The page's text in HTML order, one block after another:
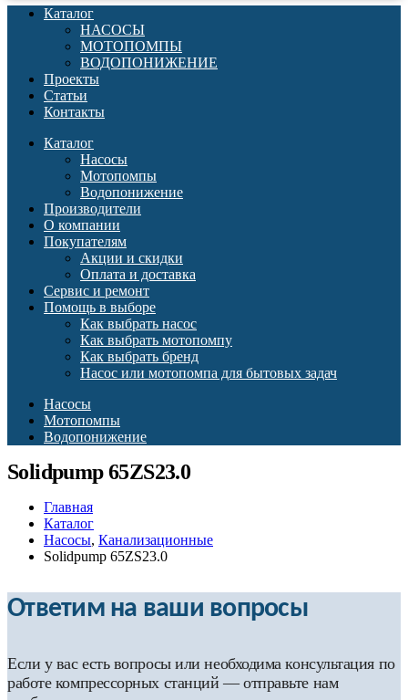
Каталог
НАСОСЫ
МОТОПОМПЫ
ВОДОПОНИЖЕНИЕ
Проекты
Статьи
Контакты
Каталог
Насосы
Мотопомпы
Водопонижение
Производители
О компании
Покупателям
Акции и скидки
Оплата и доставка
Сервис и ремонт
Помощь в выборе
Как выбрать насос
Как выбрать мотопомпу
Как выбрать бренд
Насос или мотопомпа для бытовых задач
Насосы
Мотопомпы
Водопонижение
Solidpump 65ZS23.0
Главная
Каталог
Насосы, Канализационные
Solidpump 65ZS23.0
Ответим на ваши вопросы
Если у вас есть вопросы или необходима консультация по
работе компрессорных станций — отправьте нам